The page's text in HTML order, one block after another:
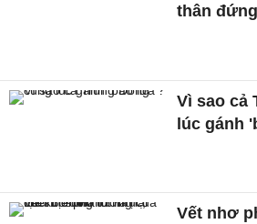
thân
Vì sao cả
lúc gánh
Vết nhơ